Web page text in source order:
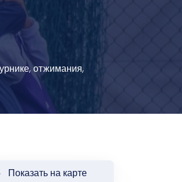
отжимания,
Показать на карте